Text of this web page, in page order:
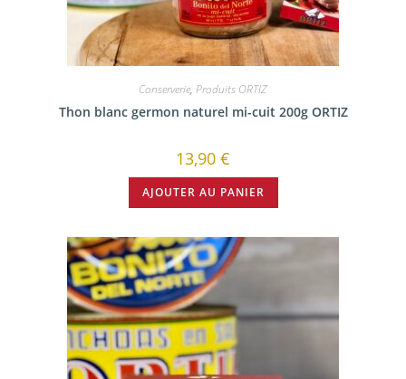
Conserverie, Produits ORTIZ
Thon blanc germon naturel mi-cuit 200g ORTIZ
13,90 €
AJOUTER AU PANIER